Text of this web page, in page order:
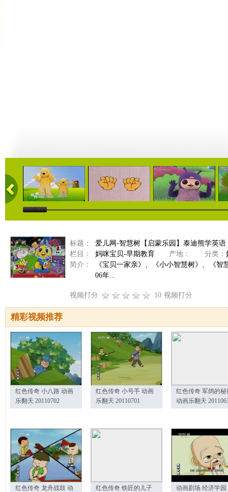
02:04 01:36 06:49
标题：
爱儿网-智慧树【启蒙乐园】泰迪熊学英语
栏目：
妈咪宝贝-早期教育 产地： 分类：
简介：
《宝贝一家亲》、《小小智慧树》、《
06年...
视频打分 10 视频打分
精彩视频推荐
红色传奇 小八路 动画
乐翻天 20110702
红色传奇 小号手 动画
乐翻天 20110701
红色传奇 军鸽的秘
动画乐翻天
红色传奇 龙舟战鼓 动
红色传奇 铁匠的儿子
动画剧场 经济学园